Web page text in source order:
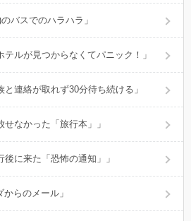
バスでのハラハラ」
テルが見つからなくてパニック！」
と連絡が取れず30分待ち続ける」
せなかった「旅行本」」
後に来た「恐怖の通知」」
からのメール」